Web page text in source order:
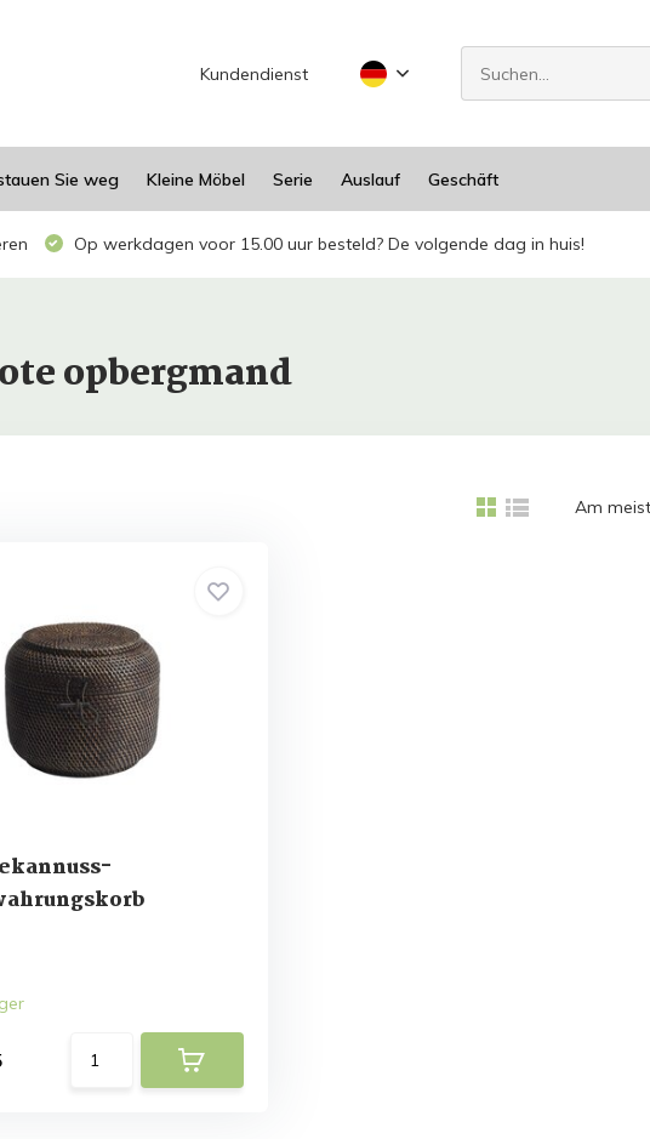
Kundendienst
Sie weg Kleine Möbel Serie Auslauf Geschäft
Op werkdagen voor 15.00 uur besteld? De volgende dag in huis!
opbergmand
Am